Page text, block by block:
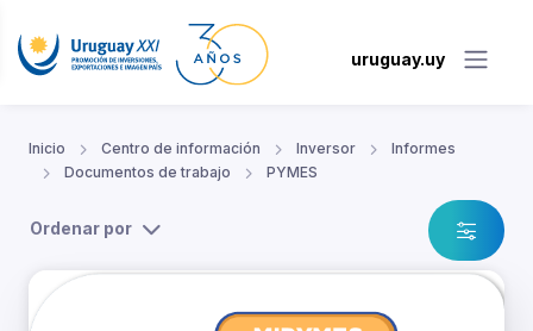
uruguay.uy
Inicio Centro de información Inversor
Informes
Documentos de trabajo
PYMES
Ordenar por